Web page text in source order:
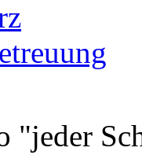
"jeder